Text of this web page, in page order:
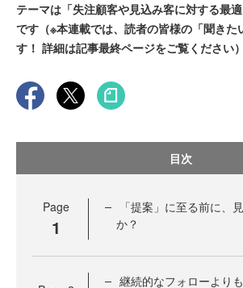
テーマは「失注顧客や見込み客に対する最
です（※本連載では、読者の皆様の「聞きた
す！ 詳細は記事最終ページをご覧ください）
目次
Page
1
「提案」に至る前に、
か？
継続的なフォローより